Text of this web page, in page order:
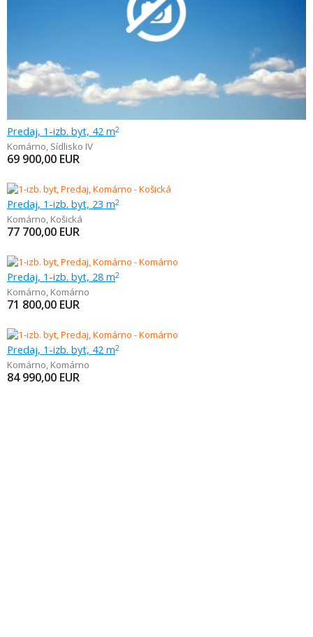
Predaj, 1-izb. byt, 42 m2
Komárno, Sídlisko IV
69 900,00 EUR
Predaj, 1-izb. byt, 23 m2
Komárno, Košická
77 700,00 EUR
Predaj, 1-izb. byt, 28 m2
Komárno, Komárno
71 800,00 EUR
Predaj, 1-izb. byt, 42 m2
Komárno, Komárno
84 990,00 EUR